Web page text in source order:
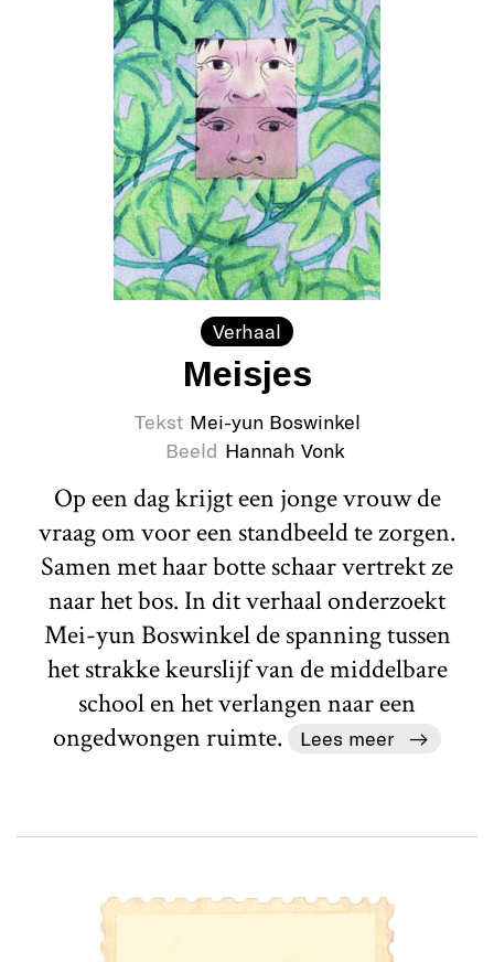
Verhaal
Meisjes
Tekst Mei-yun Boswinkel
Beeld Hannah Vonk
Op een dag krijgt een jonge vrouw de
vraag om voor een standbeeld te zorgen.
Samen met haar botte schaar vertrekt ze
naar het bos. In dit verhaal onderzoekt
Mei-yun Boswinkel de spanning tussen
het strakke keurslijf van de middelbare
school en het verlangen naar een
ongedwongen ruimte.
Lees meer